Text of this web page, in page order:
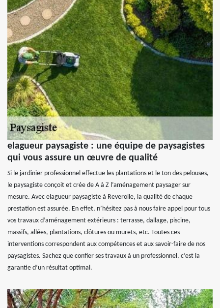
elagueur paysagiste : une équipe de paysagistes
qui vous assure un œuvre de qualité
Si le jardinier professionnel effectue les plantations et le ton des pelouses,
le paysagiste conçoit et crée de A à Z l’aménagement paysager sur
mesure. Avec elagueur paysagiste à Reverolle, la qualité de chaque
prestation est assurée. En effet, n’hésitez pas à nous faire appel pour tous
vos travaux d’aménagement extérieurs : terrasse, dallage, piscine,
massifs, allées, plantations, clôtures ou murets, etc. Toutes ces
interventions correspondent aux compétences et aux savoir-faire de nos
paysagistes. Sachez que confier ses travaux à un professionnel, c’est la
garantie d’un résultat optimal.